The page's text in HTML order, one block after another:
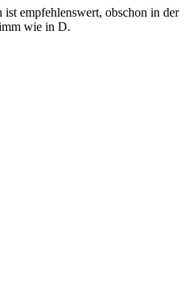
ist empfehlenswert, obschon in der
wie in D.